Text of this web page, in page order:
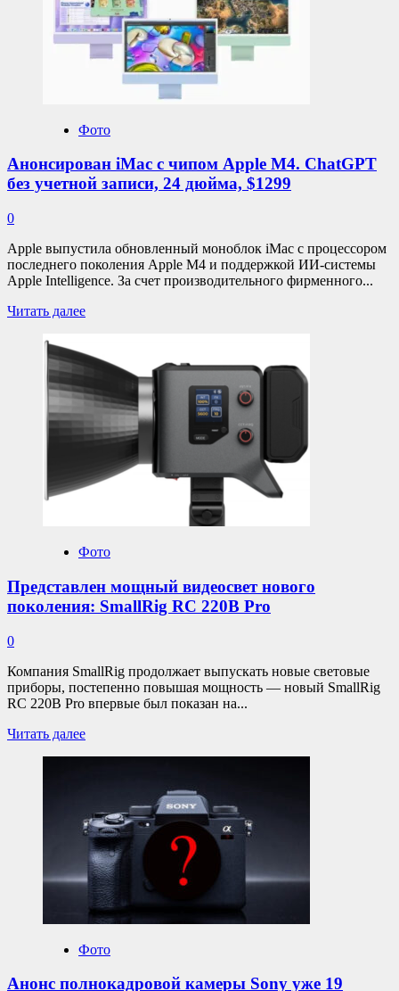
фотоиндустрии|
Sigma
для
Canon
Ace
Pro
Sirui
Aurora
Фото
Анонсирован iMac с чипом Apple M4. ChatGPT
без учетной записи, 24 дюйма, $1299
0
Apple выпустила обновленный моноблок iMac с процессором
последнего поколения Apple M4 и поддержкой ИИ-системы
Apple Intelligence. За счет производительного фирменного...
Читать далееПрочитать
Анонсирован
с
чипом
Apple M4.
ChatGPT
учетной
записи,
Фото
Представлен мощный видеосвет нового
поколения: SmallRig RC 220B Pro
0
Компания SmallRig продолжает выпускать новые световые
приборы, постепенно повышая мощность — новый SmallRig
RC 220B Pro впервые был показан на...
Читать далееПрочитать
видеосвет
нового
поколения:
SmallRig
RC
220B
Pro
Фото
Анонс полнокадровой камеры Sony уже 19